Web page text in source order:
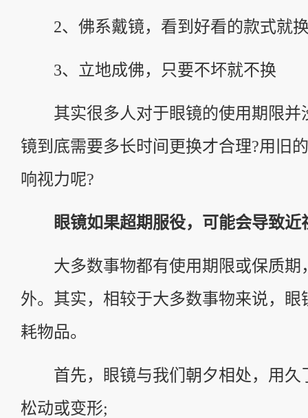
2、佛系戴镜，看到好看的款式就
3、立地成佛，只要不坏就不换
其实很多人对于眼镜的使用期限并
镜到底需要多长时间更换才合理?用旧
响视力呢?
眼镜如果超期服役，可能会导致近
大多数事物都有使用期限或保质期
外。其实，相较于大多数事物来说，眼
耗物品。
首先，眼镜与我们朝夕相处，用久
松动或变形;